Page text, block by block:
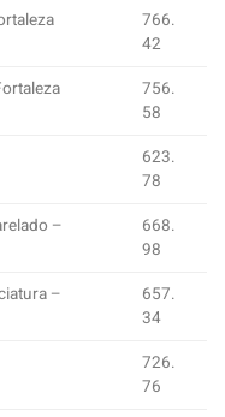
766.
42
756.
58
623.
78
–
668.
98
–
657.
34
726.
76